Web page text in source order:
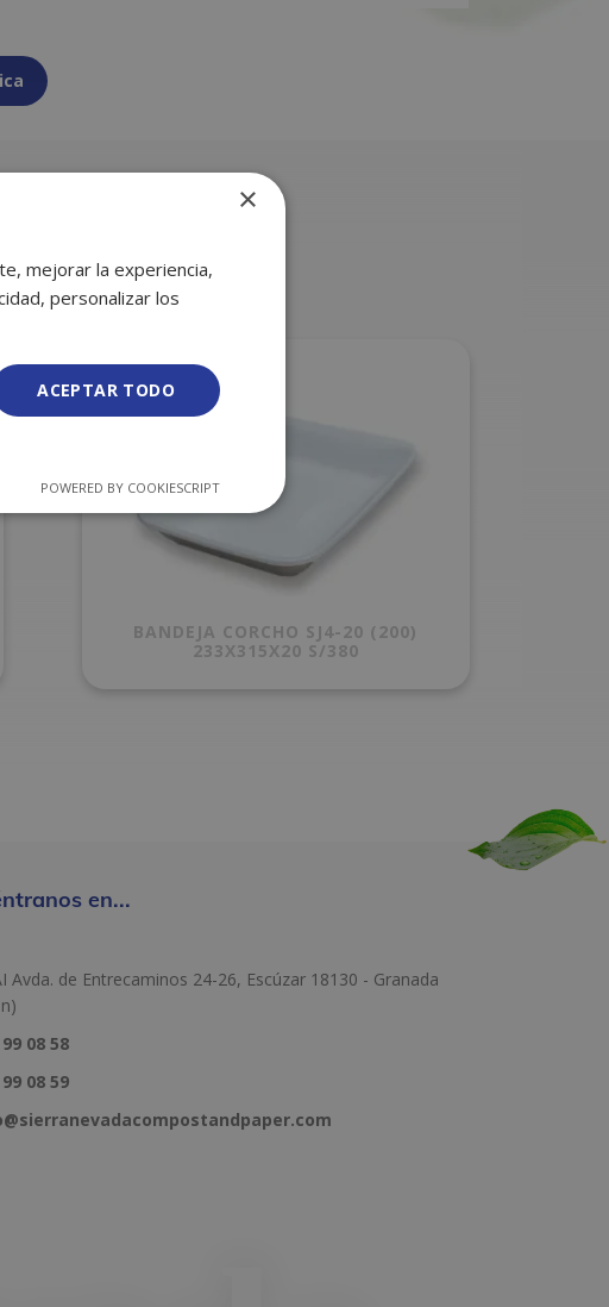
BANDEJA CORCHO SJ4-20 (200)
233X315X20 S/380
en...
Avda. de Entrecaminos 24-26, Escúzar 18130 - Granada
08 58
08 59
×
mejorar la experiencia,
personalizar los
ACEPTAR TODO
POWERED BY COOKIESCRIPT